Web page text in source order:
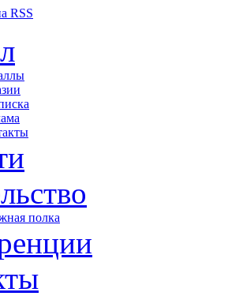
полка